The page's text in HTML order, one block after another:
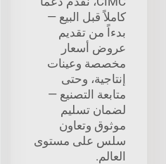
كاملاً قبل البيع —
بدءاً من تقديم
عروض أسعار
مخصصة وعينات
إنتاجية، وحتى
متابعة التصنيع —
لضمان تسليم
موثوق وتعاون
سلس على مستوى
العالم.